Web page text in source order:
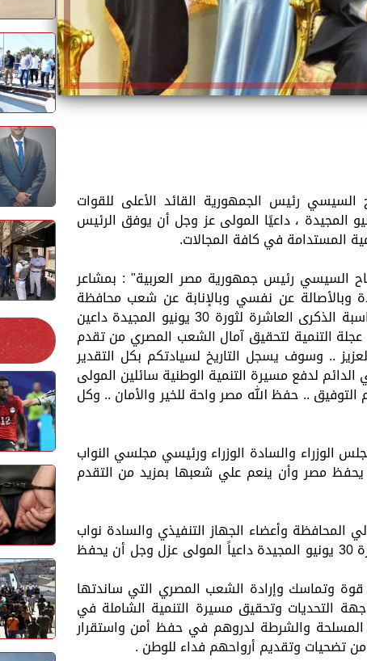
رئيس الجمهورية القائد الأعلى للقوات
بمناسبة الاحتفال بالذكرى العاشرة لثورة 30 يونيو المجيدة ، داعيًا المولى عز وجل أن يوفق الرئيس
المستدامة في كافة المجالات.
السيسي رئيس جمهورية مصر العربية" : بمشاعر
وبالأصالة عن نفسي وبالإنابة عن شعب محافظة
أسيوط نتقدم بأسمى آيات التهاني وأصدق التمنيات بمناسبة الذكرى العاشرة لثورة 30 يونيو المجيدة داعين
التنمية لتحقيق آمال الشعب المصري من تقدم
.. وسوف يسجل التاريخ لسيادتكم بكل التقدير
لدفع مسيرة التنمية الوطنية سائلين المولى
.. حفظ الله مصر واحة للخير والأمان .. وكل
والسادة الوزراء ورئيسي مجلسي النواب
يحفظ مصر وأن ينعم علي شعبها بمزيد من التقدم
وأعضاء الجهاز التنفيذي والسادة نواب
البرلمان اعضاء مجلسى النواب والشيوخ بمناسبة ذكرى ثورة 30 يونيو المجيدة داعياً المولى عزل وجل أن يحفظ
المجيدة أظهرت قوة وتماسك وإرادة الشعب المصري التي ساندتها
التحديات وتحقيق مسيرة التنمية الشاملة في
المسلحة والشرطة لدروهم في حفظ أمن واستقرار
من تضحيات وتقديم أرواحهم فداء للوطن .